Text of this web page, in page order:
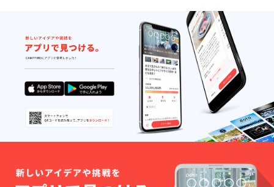
事項】
・ご自
身の
メール
アドレ
ス ・住
所 ・氏
名 ・電
話番号